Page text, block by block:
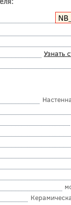
Узнать